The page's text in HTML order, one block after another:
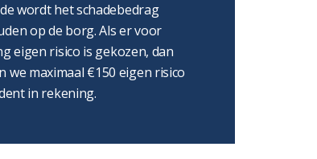
wordt het schadebedrag
op de borg. Als er voor
eigen risico is gekozen, dan
we maximaal €150 eigen risico
in rekening.